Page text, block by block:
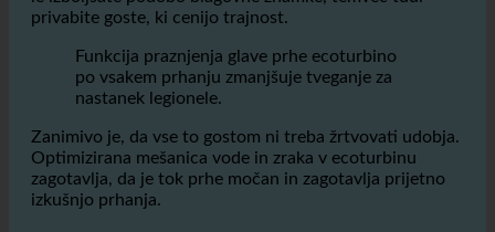
Hotel, ki uporabljaecoturbino gostom sporoča, da je
okoljsko ozaveščen in odgovorno ravna z viri.
le izboljšate podobo blagovne znamke, temveč tudi
privabite goste, ki cenijo trajnost.
Funkcija praznjenja glave prhe ecoturbino
po vsakem prhanju zmanjšuje tveganje za
nastanek legionele.
Zanimivo je, da vse to gostom ni treba žrtvovati udobja.
Optimizirana mešanica vode in zraka v ecoturbinu